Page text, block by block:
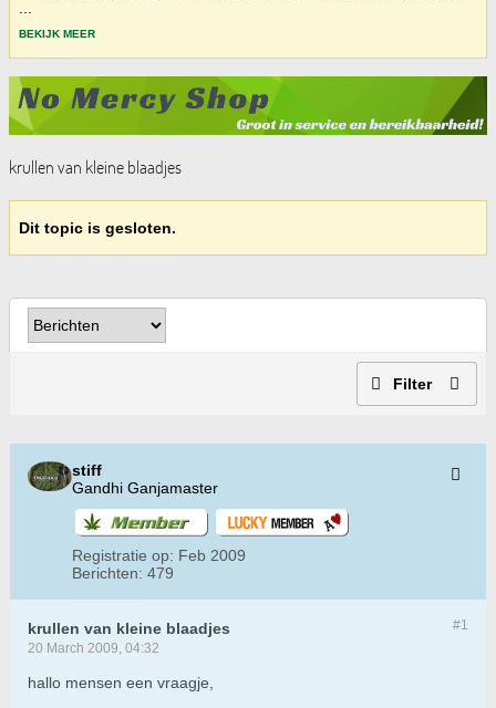
BEKIJK MEER
krullen van kleine blaadjes
Dit topic is gesloten.
Filter
stiff
Gandhi Ganjamaster
Registratie op: Feb 2009
Berichten: 479
#1
krullen van kleine blaadjes
20 March 2009, 04:32
hallo mensen een vraagje,